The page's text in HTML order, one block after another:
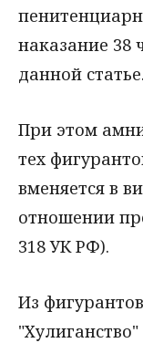
наказание 38
данной статье.
При этом
тех
вменяется в
отношении
318 УК РФ).
Из